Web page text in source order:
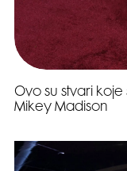
Ovo su stvari
Mikey Madison